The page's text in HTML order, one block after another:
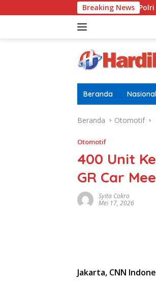
ke
Breaking News
Terbaru Di Pusdokkes Polri Sesudah
Beranda Nasional
Beranda Otomotif
Otomotif
400 Unit
GR Car
Syita Cokro
Mei 17, 2026
Jakarta, CNN